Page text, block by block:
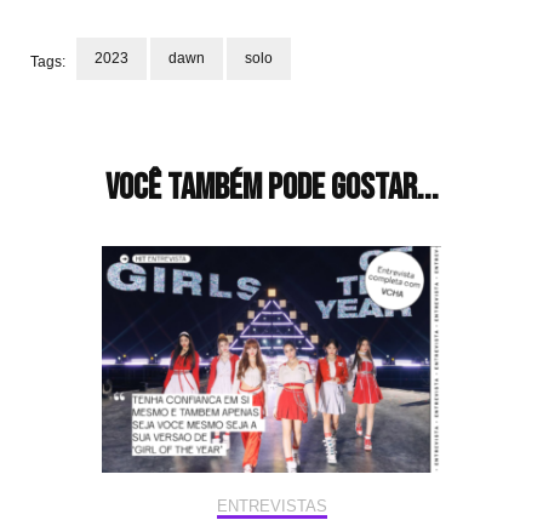
Tags: 2023 dawn solo
Você também pode gostar...
ENTREVISTAS